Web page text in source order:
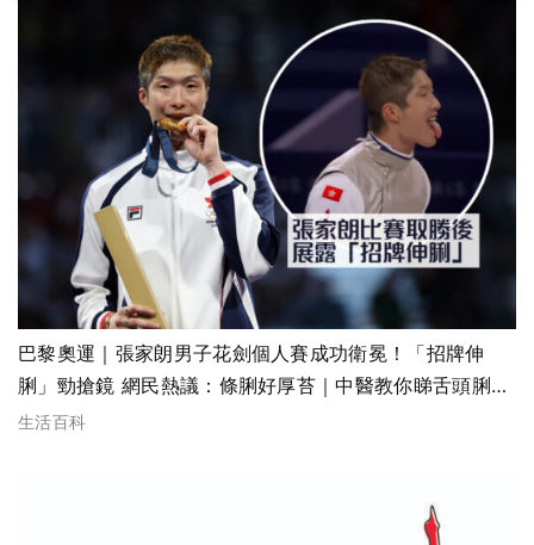
巴黎奧運｜張家朗男子花劍個人賽成功衛冕！「招牌伸
脷」勁搶鏡 網民熱議：條脷好厚苔｜中醫教你睇舌頭脷苔
辨健康狀態
生活百科